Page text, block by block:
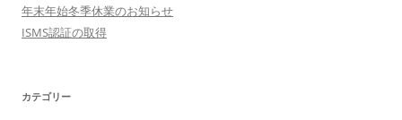
年末年始冬季休業のお知らせ
ISMS認証の取得
カテゴリー